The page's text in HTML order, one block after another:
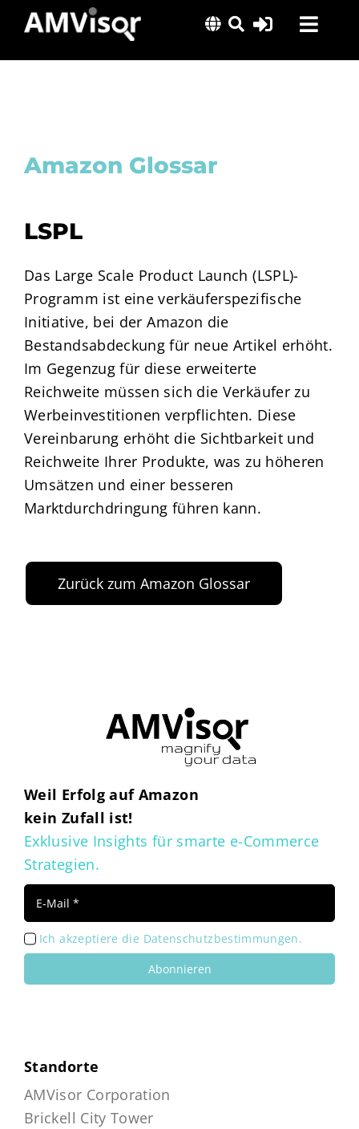
content
Lösungen
Über uns
Amazon Glossar
LSPL
Das Large Scale Product Launch (LSPL)-
Programm ist eine verkäuferspezifische
Initiative, bei der Amazon die
Bestandsabdeckung für neue Artikel erhöht.
Im Gegenzug für diese erweiterte
Reichweite müssen sich die Verkäufer zu
Werbeinvestitionen verpflichten. Diese
Vereinbarung erhöht die Sichtbarkeit und
Reichweite Ihrer Produkte, was zu höheren
Umsätzen und einer besseren
Marktdurchdringung führen kann.
Zurück zum Amazon Glossar
Weil Erfolg auf Amazon
kein Zufall ist!
Exklusive Insights für smarte e-Commerce
Strategien.
Ich akzeptiere die Datenschutzbestimmungen.
Abonnieren
Standorte
AMVisor Corporation
Brickell City Tower